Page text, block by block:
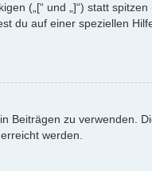
(„[“ und „]“) statt
du auf einer speziellen
Beiträgen zu verwenden.
werden.